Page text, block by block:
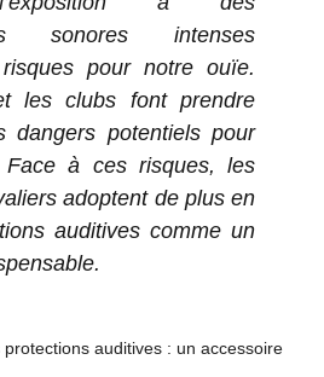
sonores intenses
pour notre ouïe.
les clubs font prendre
dangers potentiels pour
Face à ces risques, les
adoptent de plus en
auditives comme un
protections auditives : un accessoire